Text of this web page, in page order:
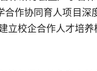
作协同育人项目
立校企合作人才培